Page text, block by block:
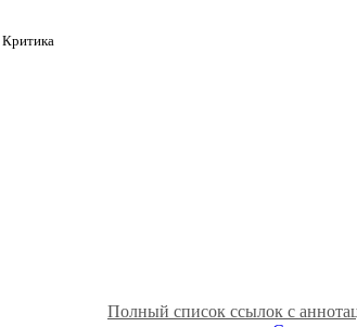
Критика
Полный список ссылок с